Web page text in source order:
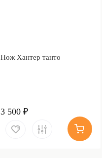
Нож Хантер танто
3 500 ₽